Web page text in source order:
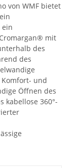
von WMF bietet
ein
mit
des
des
und
Öffnen des
kabellose 360°-